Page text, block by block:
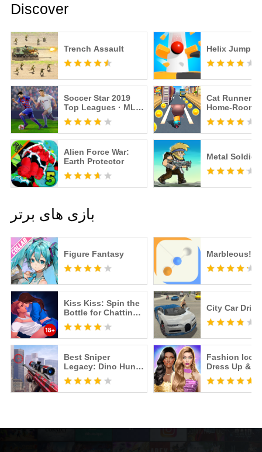
Discover
Trench Assault Helix Jump
Soccer Star 2019
Top Leagues · MLS
Soccer Games
Cat Runner:
Home-Room
Alien Force War:
Earth Protector
Metal
بازی های برتر
Figure Fantasy
Kiss Kiss: Spin the
Bottle for Chatting
& Fun
Best Sniper
Legacy: Dino Hunt
& Shooter 3D
Marbleous!
City Car
Fashion Icon:
Dress Up &